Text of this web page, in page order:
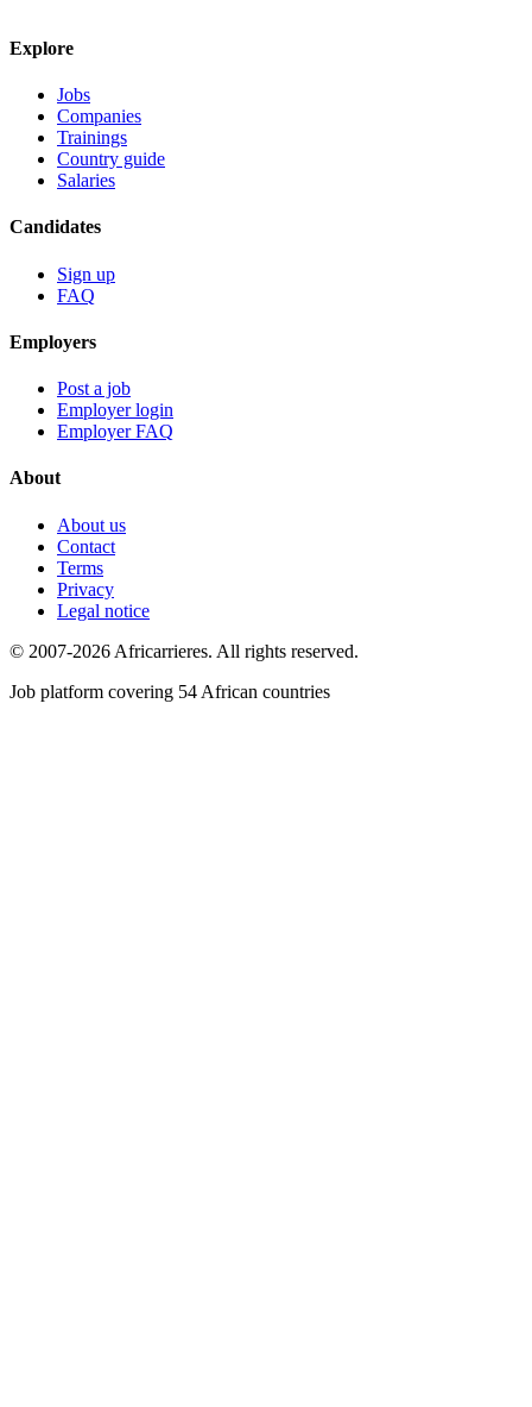
Explore
Jobs
Companies
Trainings
Country guide
Salaries
Candidates
Sign up
FAQ
Employers
Post a job
Employer login
Employer FAQ
About
About us
Contact
Terms
Privacy
Legal notice
© 2007-2026 Africarrieres. All rights reserved.
Job platform covering 54 African countries